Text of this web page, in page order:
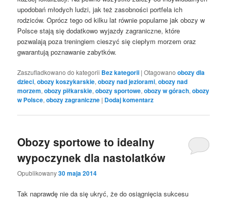
upodobań młodych ludzi, jak też zasobności portfela ich
rodziców. Oprócz tego od kilku lat równie popularne jak obozy w
Polsce stają się dodatkowo wyjazdy zagraniczne, które
pozwalają poza treningiem cieszyć się ciepłym morzem oraz
gwarantują poznawanie zabytków.
Zaszufladkowano do kategorii Bez kategorii |Otagowano obozy dla
dzieci,obozy koszykarskie,obozy nad jeziorami,obozy nad
morzem,obozy piłkarskie,obozy sportowe,obozy w górach,obozy
w Polsce,obozy zagraniczne | Dodaj komentarz
Obozy sportowe to idealny
wypoczynek dla nastolatków
Opublikowany30 maja 2014
Tak naprawdę nie da się ukryć, że do osiągnięcia sukcesu